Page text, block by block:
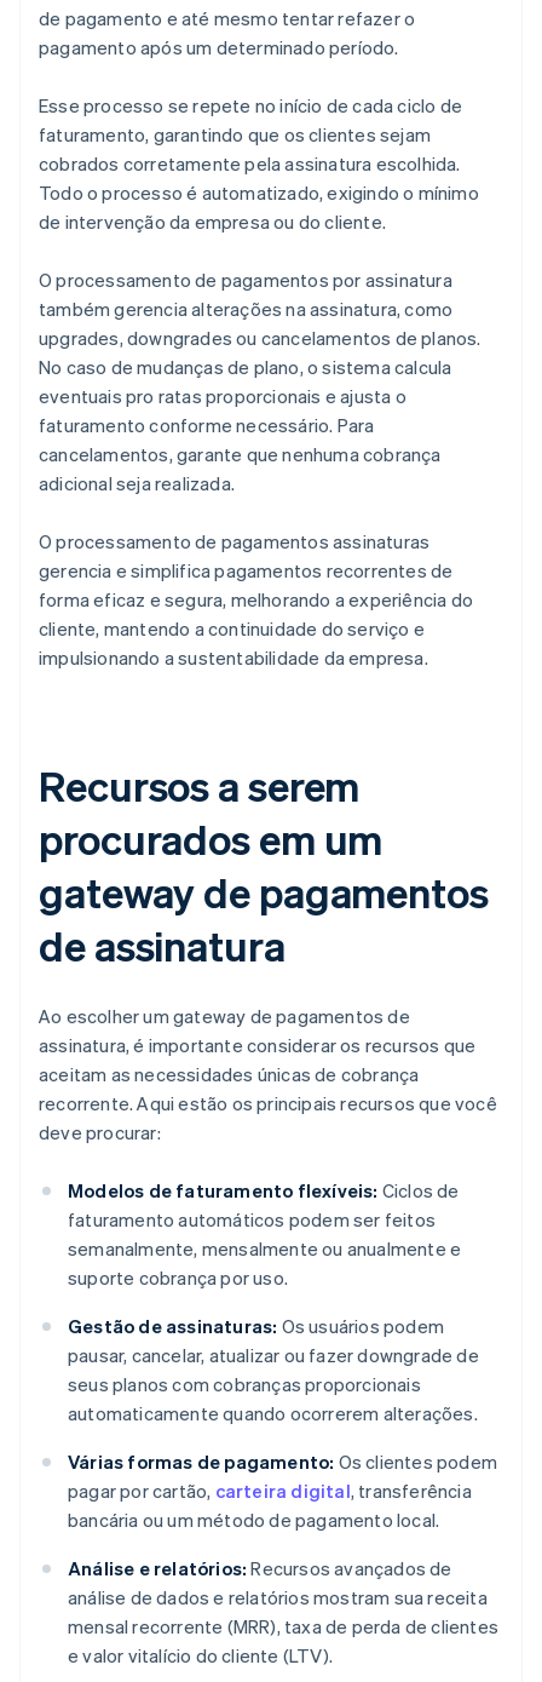
de pagamento e até mesmo tentar refazer o
pagamento após um determinado período.
Esse processo se repete no início de cada ciclo de
faturamento, garantindo que os clientes sejam
cobrados corretamente pela assinatura escolhida.
Todo o processo é automatizado, exigindo o mínimo
de intervenção da empresa ou do cliente.
O processamento de pagamentos por assinatura
também gerencia alterações na assinatura, como
upgrades, downgrades ou cancelamentos de planos.
No caso de mudanças de plano, o sistema calcula
eventuais pro ratas proporcionais e ajusta o
faturamento conforme necessário. Para
cancelamentos, garante que nenhuma cobrança
adicional seja realizada.
O processamento de pagamentos assinaturas
gerencia e simplifica pagamentos recorrentes de
forma eficaz e segura, melhorando a experiência do
cliente, mantendo a continuidade do serviço e
impulsionando a sustentabilidade da empresa.
Recursos a serem
procurados em um
gateway de pagamentos
de assinatura
Ao escolher um gateway de pagamentos de
assinatura, é importante considerar os recursos que
aceitam as necessidades únicas de cobrança
recorrente. Aqui estão os principais recursos que você
deve procurar:
Modelos de faturamento flexíveis: Ciclos de
faturamento automáticos podem ser feitos
semanalmente, mensalmente ou anualmente e
suporte cobrança por uso.
Gestão de assinaturas: Os usuários podem
pausar, cancelar, atualizar ou fazer downgrade de
seus planos com cobranças proporcionais
automaticamente quando ocorrerem alterações.
Várias formas de pagamento: Os clientes podem
pagar por cartão, carteira digital, transferência
bancária ou um método de pagamento local.
Análise e relatórios: Recursos avançados de
análise de dados e relatórios mostram sua receita
mensal recorrente (MRR), taxa de perda de clientes
e valor vitalício do cliente (LTV).